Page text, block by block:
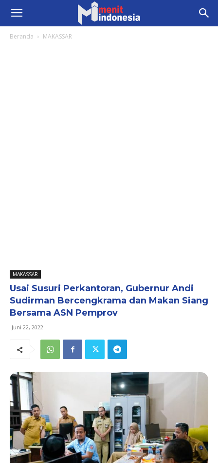
Beranda MAKASSAR
MAKASSAR
Usai Susuri Perkantoran, Gubernur Andi
Sudirman Bercengkrama dan Makan Siang
Bersama ASN Pemprov
Juni 22, 2022